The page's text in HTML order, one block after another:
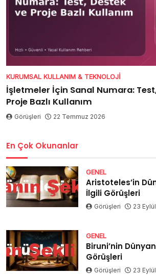
KURUMSAL KULLANIM & TEKNOLOJI
İşletmeler İçin Sanal Numara:
Proje Bazlı Kullanım
Görüşleri 22 Temmuz 2026
En Çok Okunanlar
GENEL
Aristoteles’in
İlgili Görüşleri
Görüşleri 23
GENEL
Biruni’nin
Görüşleri
Görüşleri 23